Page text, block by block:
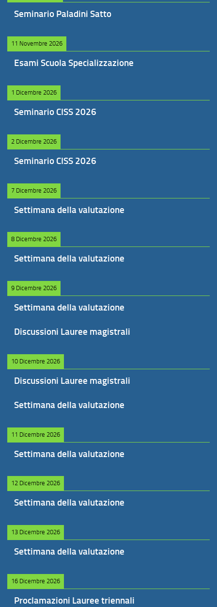
Seminario Paladini Satto
11 Novembre 2026
Esami Scuola Specializzazione
1 Dicembre 2026
Seminario CISS 2026
2 Dicembre 2026
Seminario CISS 2026
7 Dicembre 2026
Settimana della valutazione
8 Dicembre 2026
Settimana della valutazione
9 Dicembre 2026
Settimana della valutazione
Discussioni Lauree magistrali
10 Dicembre 2026
Discussioni Lauree magistrali
Settimana della valutazione
11 Dicembre 2026
Settimana della valutazione
12 Dicembre 2026
Settimana della valutazione
13 Dicembre 2026
Settimana della valutazione
16 Dicembre 2026
Proclamazioni Lauree triennali